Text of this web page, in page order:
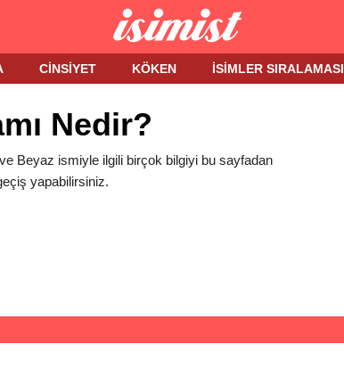
CINSIYET KÖKEN İSIMLER SIRALAMASI
Nedir?
Beyaz ismiyle ilgili birçok bilgiyi bu sayfadan
yapabilirsiniz.